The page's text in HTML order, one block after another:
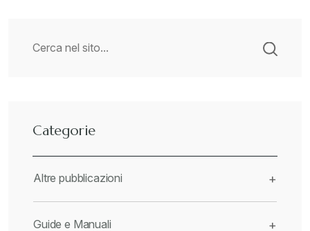
Categorie
Altre pubblicazioni +
Guide e Manuali +